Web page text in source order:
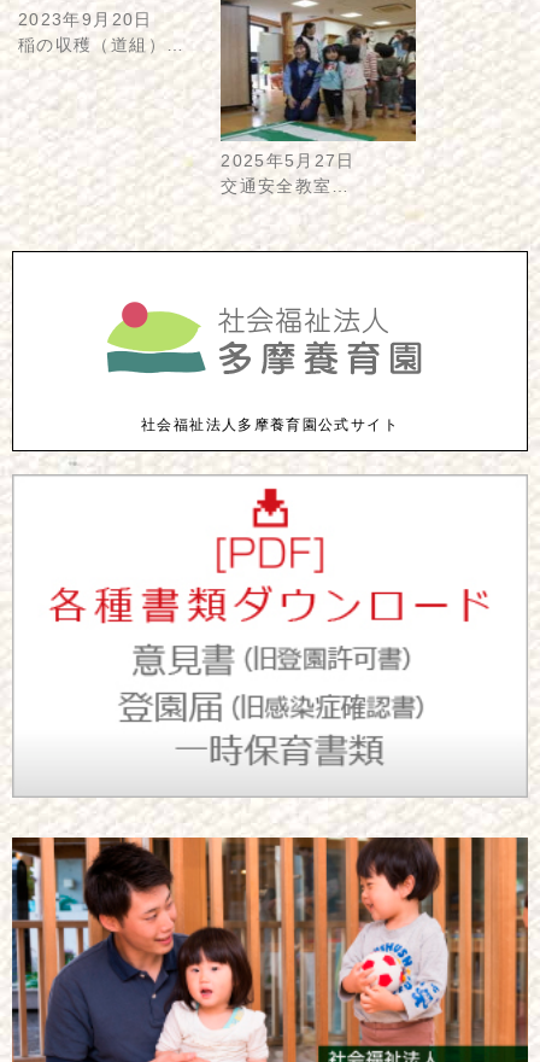
2023年9月20日
稲の収穫（道組）…
2025年5月27日
交通安全教室…
社会福祉法人多摩養育園公式サイト